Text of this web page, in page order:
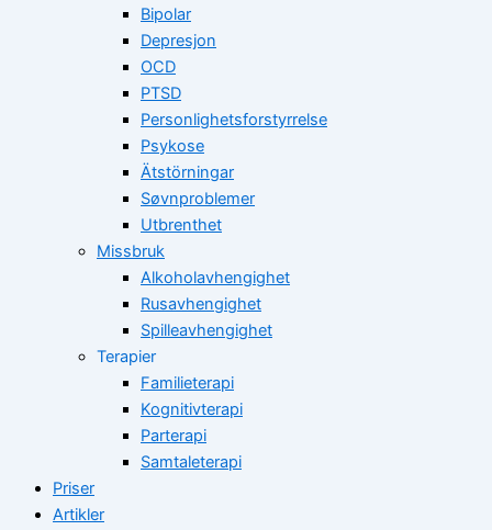
Bipolar
Depresjon
OCD
PTSD
Personlighetsforstyrrelse
Psykose
Ätstörningar
Søvnproblemer
Utbrenthet
Missbruk
Alkoholavhengighet
Rusavhengighet
Spilleavhengighet
Terapier
Familieterapi
Kognitivterapi
Parterapi
Samtaleterapi
Priser
Artikler